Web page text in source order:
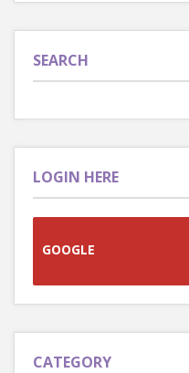
SEARCH
LOGIN HERE
GOOGLE
CATEGORY